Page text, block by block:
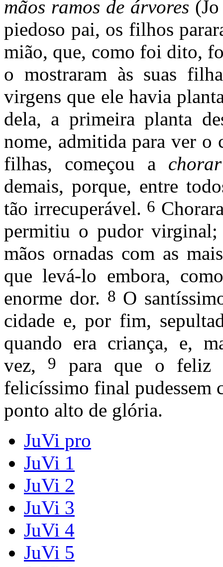
mãos ramos de árvores
piedoso pai, os filhos
mião, que, como foi dito,
o mostraram às suas
virgens que ele havia
dela, a primeira planta
nome, admitida para ver o
filhas, começou a
demais, porque, entre
tão irrecuperável. 6
permitiu o pudor
mãos ornadas com as
que levá-lo embora,
enorme dor. 8 O
cidade e, por fim,
quando era criança, e,
vez,
9
para que o
felicíssimo final pudessem
ponto alto de glória.
JuVi pro
JuVi 1
JuVi 2
JuVi 3
JuVi 4
JuVi 5